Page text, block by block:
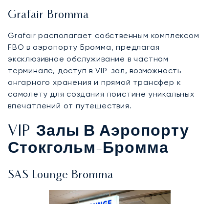
Grafair Bromma
Grafair располагает собственным комплексом
FBO в аэропорту Бромма, предлагая
эксклюзивное обслуживание в частном
терминале, доступ в VIP-зал, возможность
ангарного хранения и прямой трансфер к
самолёту для создания поистине уникальных
впечатлений от путешествия.
VIP-Залы В Аэропорту
Стокгольм-Бромма
SAS Lounge Bromma